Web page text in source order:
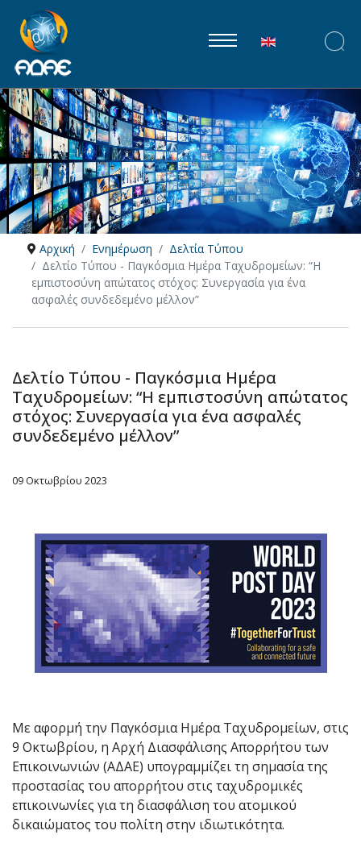
Επιλέξτε τη
Αρχική Ενημέρωση
Δελτία Τύπου
Δελτίο Τύπου - Παγκόσμια Ημέρα Ταχυδρομείων: “Η
εμπιστοσύνη απώτατος στόχος: Συνεργασία για ένα
ασφαλές συνδεδεμένο μέλλον”
Δελτίο Τύπου - Παγκόσμια Ημέρα
Ταχυδρομείων: “Η εμπιστοσύνη απώτατος
στόχος: Συνεργασία για ένα ασφαλές
συνδεδεμένο μέλλον”
09 Οκτωβρίου 2023
Με αφορμή την Παγκόσμια Ημέρα Ταχυδρομείων, στις
9 Οκτωβρίου, η Αρχή Διασφάλισης Απορρήτου των
Επικοινωνιών (ΑΔΑΕ) υπογραμμίζει τη σημασία της
προστασίας του απορρήτου στις ταχυδρομικές
επικοινωνίες για τη διασφάλιση του ατομικού
δικαιώματος του πολίτη στην ιδιωτικότητα.